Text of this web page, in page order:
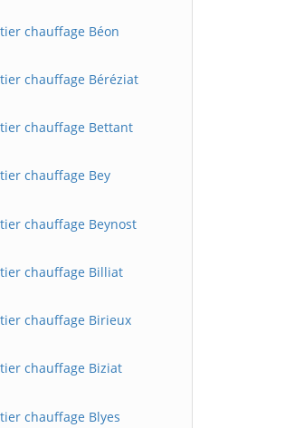
chauffage Béon
chauffage Béréziat
chauffage Bettant
chauffage Bey
chauffage Beynost
chauffage Billiat
chauffage Birieux
chauffage Biziat
chauffage Blyes